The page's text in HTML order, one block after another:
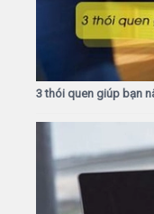
3 thói quen giúp bạn